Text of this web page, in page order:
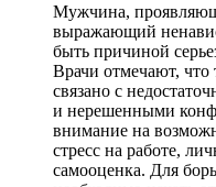
Мужчина,
выражающий
быть причиной
Врачи отмечают, что
связано с
и нерешенными
внимание на
стресс на работе,
самооценка. Для